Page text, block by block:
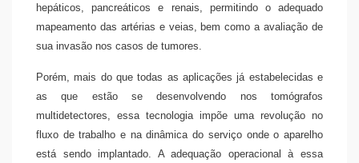
hepáticos, pancreáticos e renais, permitindo o adequado
mapeamento das artérias e veias, bem como a avaliação de
sua invasão nos casos de tumores.
Porém, mais do que todas as aplicações já estabelecidas e
as que estão se desenvolvendo nos tomógrafos
multidetectores, essa tecnologia impõe uma revolução no
fluxo de trabalho e na dinâmica do serviço onde o aparelho
está sendo implantado. A adequação operacional à essa